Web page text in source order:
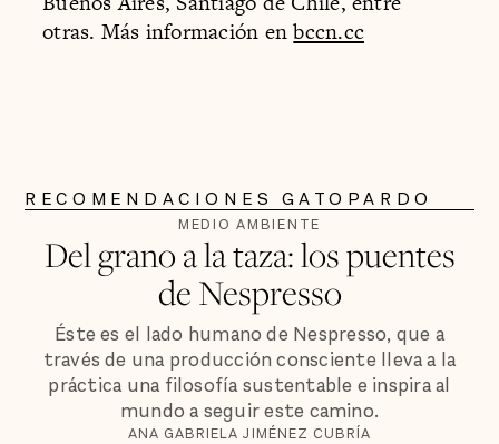
otras. Más información enbccn.cc
RECOMENDACIONES GATOPARDO
MEDIO AMBIENTE
Del grano a la taza: los puentes
de Nespresso
Éste es el lado humano de Nespresso, que a
través de una producción consciente lleva a la
práctica una filosofía sustentable e inspira al
mundo a seguir este camino.
ANA GABRIELA JIMÉNEZ CUBRÍA